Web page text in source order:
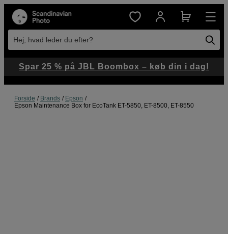
Hej, hvad leder du efter?
Forside Brands
Epson
Epson Maintenance Box for EcoTank ET-5850, ET-8500, ET-8550
Spar 25 % på JBL Boombox – køb din i dag!